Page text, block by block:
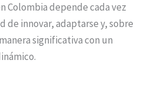
Colombia depende cada vez
de innovar, adaptarse y, sobre
significativa con un